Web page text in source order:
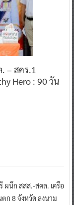
– สคร.1
Hero : 90 วัน
ผนึก สสส.-สคล. เครือ
ก 8 จังหวัด ลงนาม